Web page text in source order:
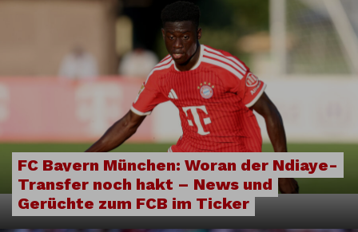
FC Bayern München: Woran der Ndiaye-
Transfer noch hakt – News und
Gerüchte zum FCB im Ticker